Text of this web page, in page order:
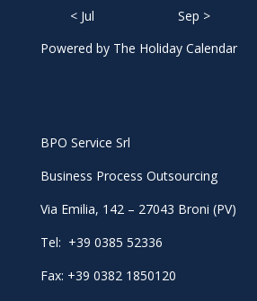
< Jul
Sep >
Powered by The Holiday Calendar
BPO Service Srl
Business Process Outsourcing
Via Emilia, 142 – 27043 Broni (PV)
Tel: +39 0385 52336
Fax: +39 0382 1850120